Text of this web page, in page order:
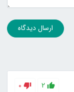
ارسال دیدگاه
2
0